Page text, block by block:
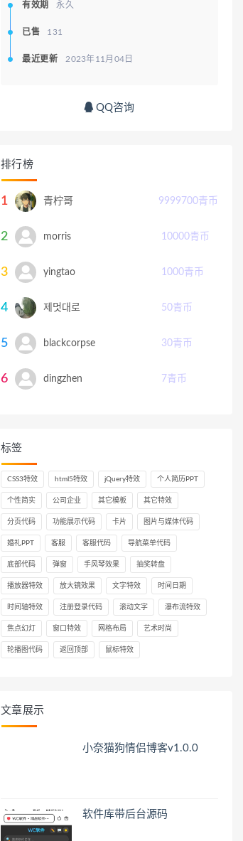
有效期 永久
已售 131
最近更新 2023年11月04日
QQ咨询
排行榜
1 青柠哥 9999700青币
2 morris 10000青币
3 yingtao 1000青币
4 제멋대로 50青币
5 blackcorpse 30青币
6 dingzhen 7青币
标签
CSS3特效 html5特效 jQuery特效 个人简历PPT
个性简实 公司企业 其它模板 其它特效
分页代码 功能展示代码 卡片 图片与媒体代码
婚礼PPT 客服 客服代码 导航菜单代码
底部代码 弹窗 手风琴效果 抽奖转盘
播放器特效 放大镜效果 文字特效 时间日期
时间轴特效 注册登录代码 滚动文字 瀑布流特效
焦点幻灯 窗口特效 网格布局 艺术时尚
轮播图代码 返回顶部 鼠标特效
文章展示
小奈猫狗情侣博客v1.0.0
软件库带后台源码